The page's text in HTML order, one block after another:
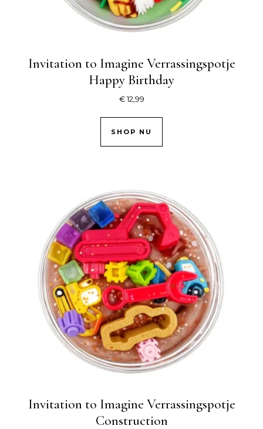
Invitation to Imagine Verrassingspotje
Happy Birthday
€12,99
SHOP NU
Invitation to Imagine Verrassingspotje
Construction